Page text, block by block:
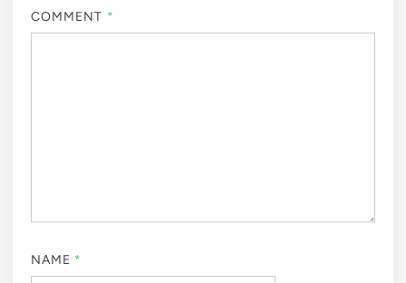
COMMENT *
NAME *